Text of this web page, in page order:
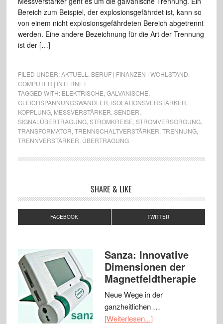
Bereich zum Beispiel, der explosionsgefährdet ist, kann so
von einem nicht explosionsgefährdeten Bereich abgetrennt
werden. Eine andere Bezeichnung für die Art der Trennung
ist der […]
FILED UNDER:AKTUELL BERUF | FINANZEN | WOHLSTAND
COMPUTER | INTERNET
TAGGED WITH: ELEKTRISCHE GALVANISCHE
GLEICHSPANNUNGSWANDLER ISOLATIONSVERSTÄRKER
KOPPLUNG, MESSVERSTÄRKER SENDER
SIGNALÜBERTRAGUNG, STROMKREISE STROMVERSORGUNG,
TRANSFORMATOR TRENNSCHALTVERSTÄRKER TRENNUNG,
TRENNVERSTÄRKER ÜBERTRAGUNG
SHARE & LIKE
FACEBOOK TWITTER
Sanza: Innovative
Dimensionen der
Magnetfeldtherapie
Neue Wege in der
ganzheitlichen …
[Weiterlesen...]